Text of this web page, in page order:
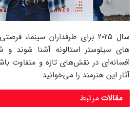
سال 2025 برای طرفداران سینما،
های سیلوستر استالونه آشنا شوند و
افسانه‌ای در نقش‌های تازه و متفاوت
آثار این هنرمند را می‌خوانید.
مرتبط مقالات